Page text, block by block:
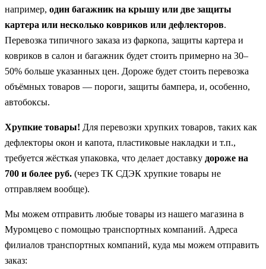
например, один багажник на крышу или две защиты
картера или несколько ковриков или дефлекторов.
Перевозка типичного заказа из фаркопа, защиты картера и
ковриков в салон и багажник будет стоить примерно на 30–
50% больше указанных цен. Дороже будет стоить перевозка
объёмных товаров — пороги, защиты бампера, и, особенно,
автобоксы.
Хрупкие товары! Для перевозки хрупких товаров, таких как
дефлекторы окон и капота, пластиковые накладки и т.п.,
требуется жёсткая упаковка, что делает доставку дороже на
700 и более руб. (через ТК СДЭК хрупкие товары не
отправляем вообще).
Мы можем отправить любые товары из нашего магазина в
Муромцево с помощью транспортных компаний. Адреса
филиалов транспортных компаний, куда мы можем отправить
заказ: